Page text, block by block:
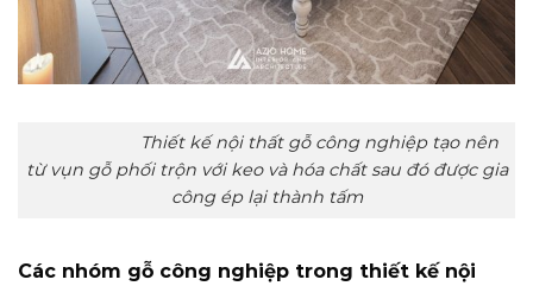
Thiết kế nội thất gỗ công nghiệp tạo nên
từ vụn gỗ phối trộn với keo và hóa chất sau đó được gia
công ép lại thành tấm
Các nhóm gỗ công nghiệp trong thiết kế nội